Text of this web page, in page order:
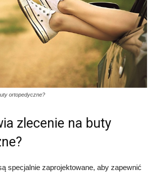
ortopedyczne?
zlecenie na buty
specjalnie zaprojektowane, aby zapewnić